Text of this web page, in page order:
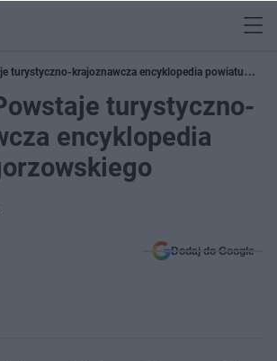
turystyczno-krajoznawcza encyklopedia powiatu
turystyczno-
encyklopedia
Dodaj do Google